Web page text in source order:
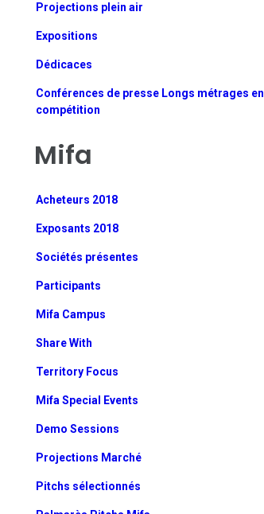
Projections plein air
Expositions
Dédicaces
Conférences de presse Longs métrages en
compétition
Mifa
Acheteurs 2018
Exposants 2018
Sociétés présentes
Participants
Mifa Campus
Share With
Territory Focus
Mifa Special Events
Demo Sessions
Projections Marché
Pitchs sélectionnés